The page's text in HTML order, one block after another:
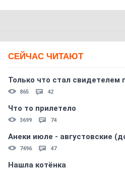
СЕЙЧАС ЧИТАЮТ
Только что стал свидетелем
865 42
Что то прилетело
3699 74
Анеки июле - августовские
7496 47
Нашла котёнка